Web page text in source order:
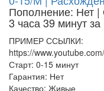
Пополнение: Нет
3 часа 39 минут за
ПРИМЕР ССЫЛКИ:
https://
Старт: 0-15 минут
Гарантия: Нет
Качество: Живые